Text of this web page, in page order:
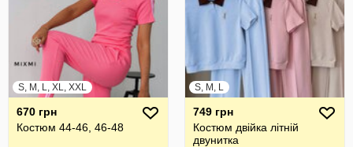
S, M, L, XL, XXL
670 грн
Костюм 44-46, 46-48
S, M, L
749 грн
Костюм двійка літній
двунитка